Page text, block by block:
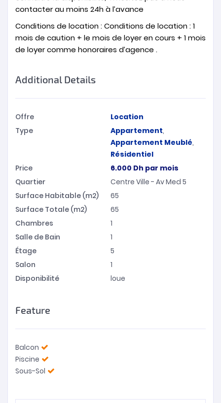
contacter au moins 24h à l’avance
Conditions de location : Conditions de location : 1
mois de caution + le mois de loyer en cours + 1 mois
de loyer comme honoraires d’agence .
Additional Details
Offre
Location
Type
Appartement,
Appartement Meublé,
Résidentiel
Price
6.000 Dh par mois
Quartier
Centre Ville - Av Med 5
Surface Habitable (m2)
65
Surface Totale (m2)
65
Chambres
1
Salle de Bain
1
Étage
5
Salon
1
Disponibilité
loue
Feature
Balcon
Piscine
Sous-Sol